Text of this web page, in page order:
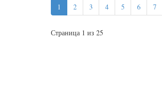
1 2 3 4 5 6 7
Страница 1 из 25